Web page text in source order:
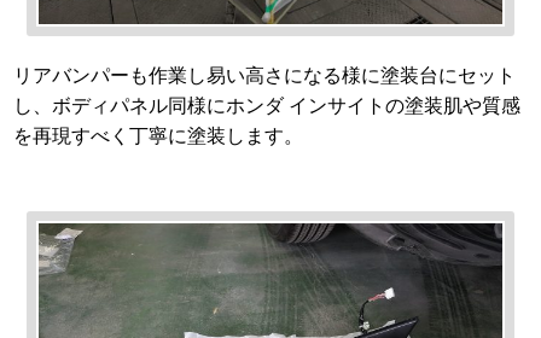
リアバンパーも作業し易い高さになる様に塗装台にセット
し、ボディパネル同様にホンダ インサイトの塗装肌や質感
を再現すべく丁寧に塗装します。